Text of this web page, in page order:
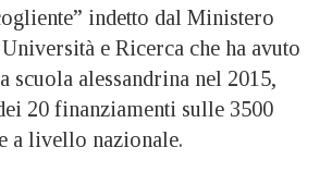
indetto dal Ministero
e Ricerca che ha avuto
scuola alessandrina nel 2015,
20 finanziamenti sulle 3500
a livello nazionale.